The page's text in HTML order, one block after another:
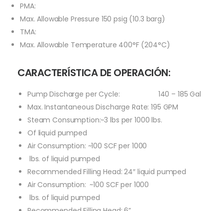
PMA:
Max. Allowable Pressure 150 psig (10.3 barg)
TMA:
Max. Allowable Temperature 400°F (204°C)
CARACTERÍSTICA DE OPERACIÓN:
Pump Discharge per Cycle: 140 – 185 Gal
Max. Instantaneous Discharge Rate: 195 GPM
Steam Consumption:~3 lbs per 1000 lbs.
Of liquid pumped
Air Consumption: ~100 SCF per 1000
lbs. of liquid pumped
Recommended Filling Head: 24″ liquid pumped
Air Consumption: ~100 SCF per 1000
lbs. of liquid pumped